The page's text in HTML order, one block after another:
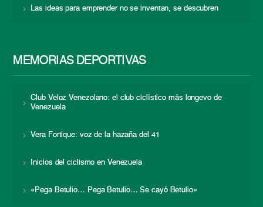
Las ideas para emprender no se inventan, se descubren
MEMORIAS DEPORTIVAS
Club Veloz Venezolano: el club ciclístico más longevo de
Venezuela
Vera Fortique: voz de la hazaña del 41
Inicios del ciclismo en Venezuela
«Pega Betulio… Pega Betulio… Se cayó Betulio»